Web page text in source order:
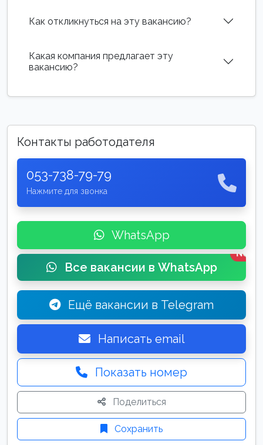
Как откликнуться на эту вакансию?
Какая компания предлагает эту
вакансию?
Контакты работодателя
053-738-79-79
Нажмите для звонка
WhatsApp
Все вакансии в WhatsApp
New
Ещё вакансии в Telegram
Написать email
Показать номер
Поделиться
Сохранить